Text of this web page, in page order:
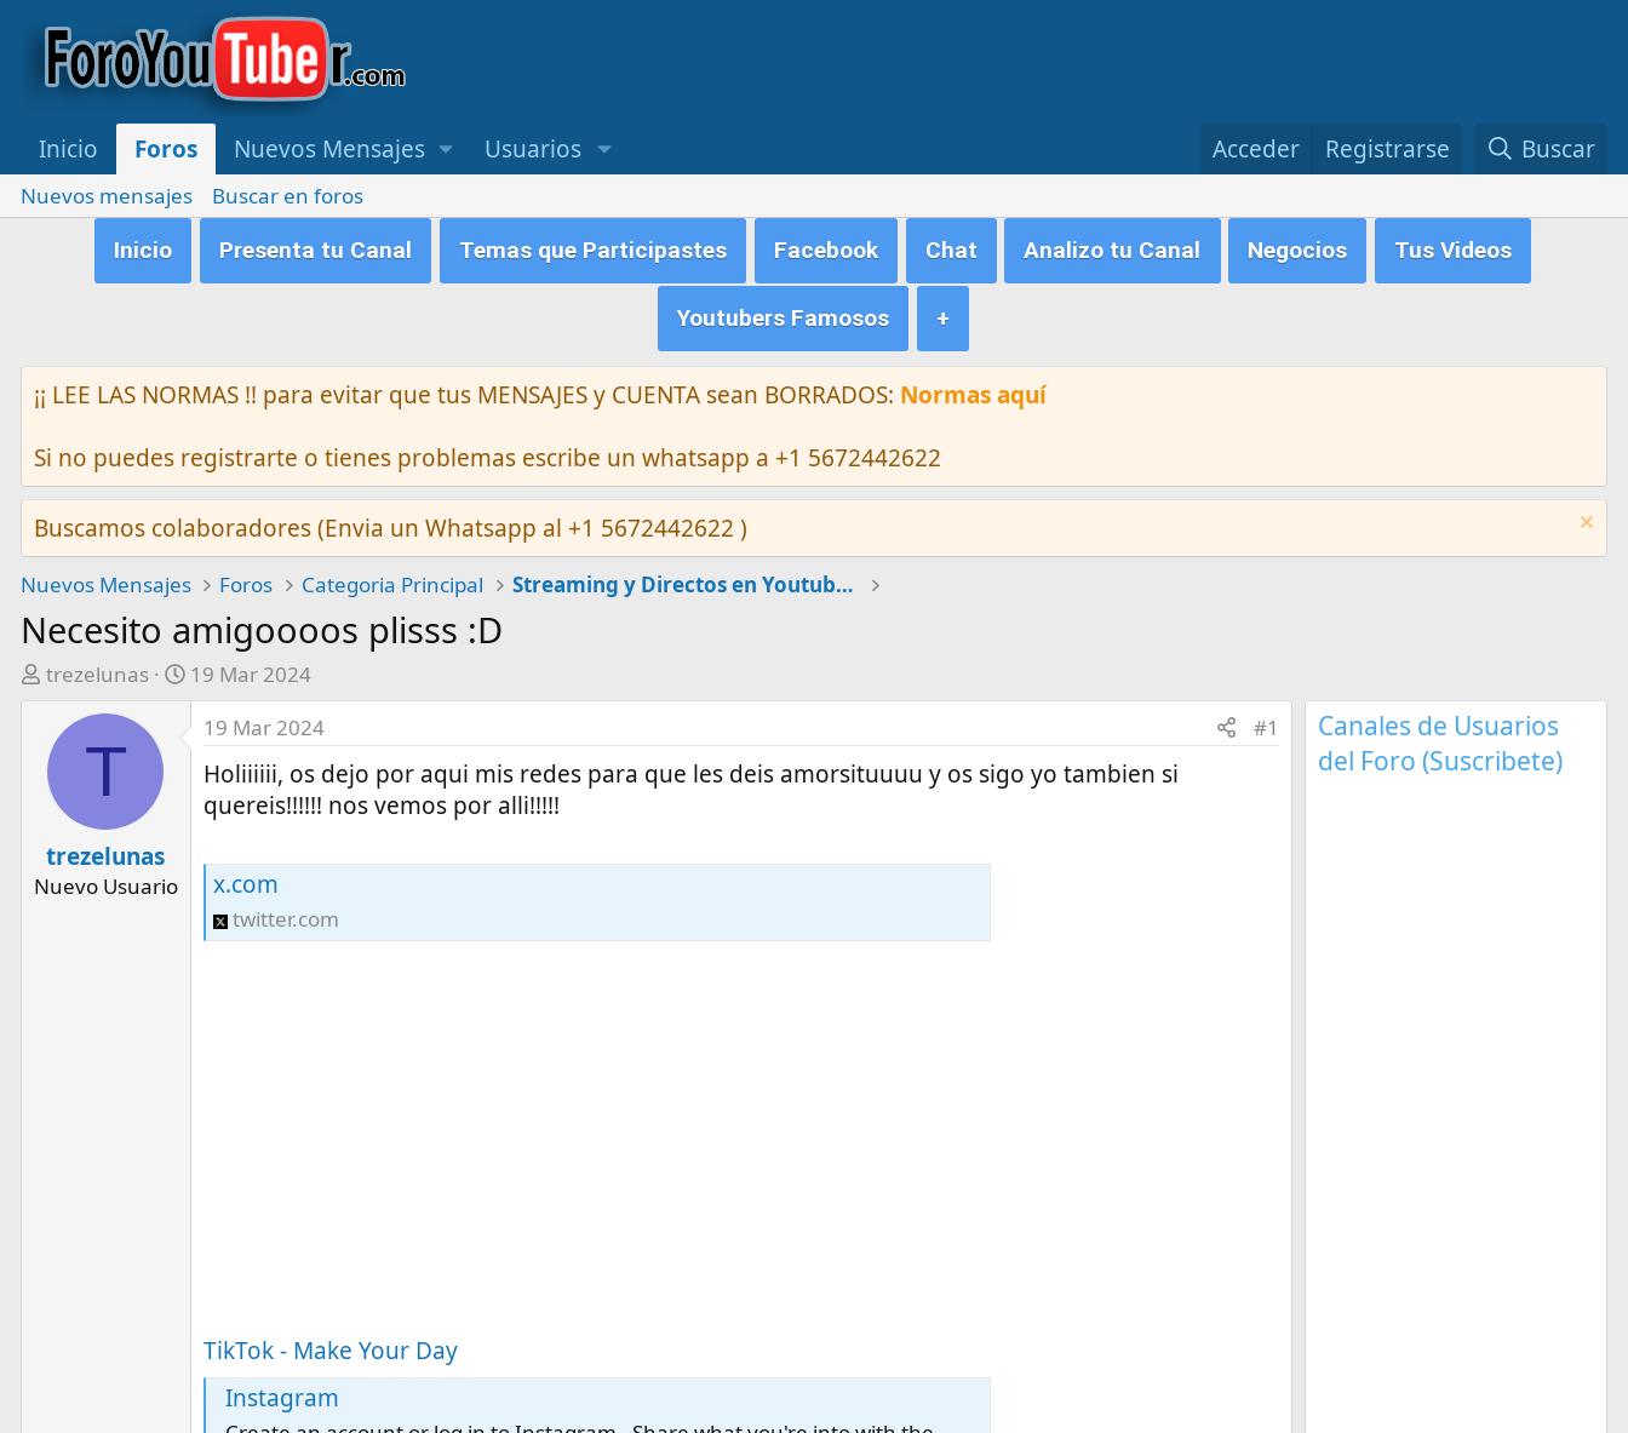
Inicio Foros Nuevos Mensajes Usuarios Acceder Registrarse Buscar
Nuevos mensajes
Buscar en foros
Inicio
Presenta tu Canal Temas que Participastes Facebook Chat Analizo tu Canal Negocios Tus Videos
Youtubers Famosos +
¡¡ LEE LAS NORMAS !! para evitar que tus MENSAJES y CUENTA sean BORRADOS: Normas aquí
Si no puedes registrarte o tienes problemas escribe un whatsapp a +1 5672442622
Buscamos colaboradores (Envia un Whatsapp al +1 5672442622 )
Nuevos Mensajes Foros Categoria Principal Streaming y Directos en Youtube y Twitch
Necesito amigoooos plisss :D
A
o
r
trezelunas
F
e
c
h
19 Mar 2024
T
trezelunas
Nuevo Usuario
19 Mar 2024 #1
Holiiiiii, os dejo por aqui mis redes para que les deis amorsituuuu y os sigo yo tambien si
quereis!!!!!! nos vemos por alli!!!!!
x.com
twitter.com
TikTok - Make Your Day
Instagram
Canales de Usuarios
del Foro (Suscribete)